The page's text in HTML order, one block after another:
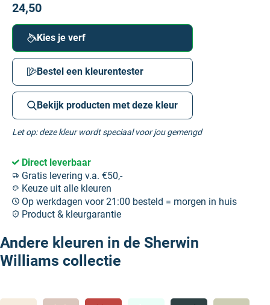
24,50
Kies je verf
Bestel een kleurentester
Bekijk producten met deze kleur
Let op: deze kleur wordt speciaal voor jou gemengd
Direct leverbaar
Gratis levering v.a. €50,-
Keuze uit alle kleuren
Op werkdagen voor 21:00 besteld = morgen in huis
Product & kleurgarantie
Andere kleuren in de Sherwin
Williams collectie